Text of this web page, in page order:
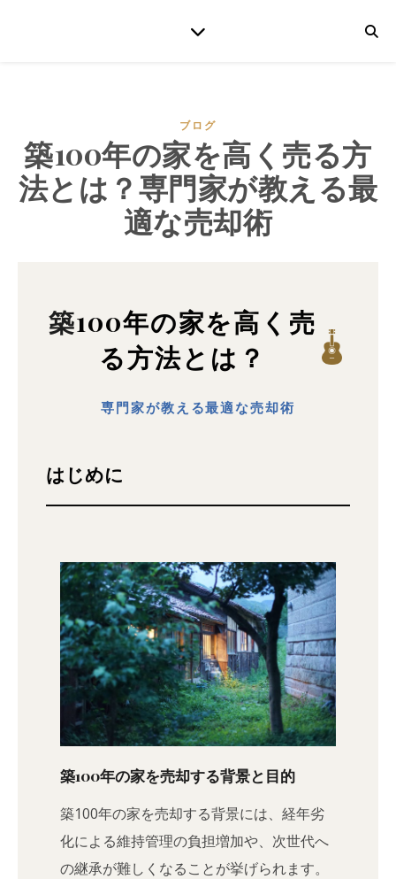
ブログ
築100年の家を高く売る方
法とは？専門家が教える最
適な売却術
築100年の家を高く売
る方法とは？
専門家が教える最適な売却術
はじめに
築100年の家を売却する背景と目的
築100年の家を売却する背景には、経年劣
化による維持管理の負担増加や、次世代へ
の継承が難しくなることが挙げられます。